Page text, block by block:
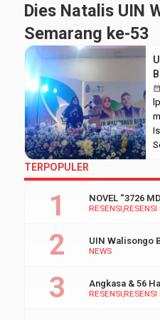
Dies Natalis UIN
Semarang ke-53
calendar_month
TERPOPULER
RESENSI RESENSI
NOVEL “3726
NEWS
UIN Walisongo
RESENSI RESENSI
Angkasa & 56